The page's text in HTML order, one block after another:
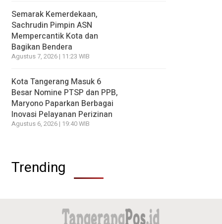
Semarak Kemerdekaan,
Sachrudin Pimpin ASN
Mempercantik Kota dan
Bagikan Bendera
Agustus 7, 2026 | 11:23 WIB
Kota Tangerang Masuk 6
Besar Nomine PTSP dan PPB,
Maryono Paparkan Berbagai
Inovasi Pelayanan Perizinan
Agustus 6, 2026 | 19:40 WIB
Trending